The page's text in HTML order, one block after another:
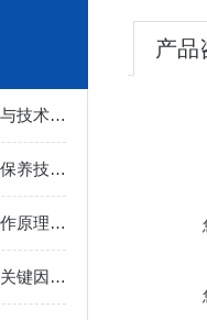
低温循环制冷机的工作原理与技术优势
中试不锈钢反应釜的维护与保养技巧
短程（分子）蒸馏设备的工作原理及应用
密闭加热循环器选型指南：关键因素与考量
产品